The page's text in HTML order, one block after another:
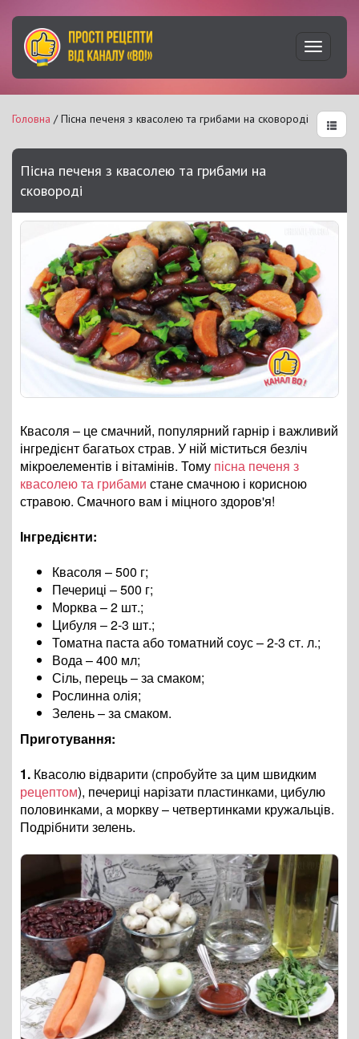
Головна / Пісна печеня з квасолею та грибами на сковороді
Пісна печеня з квасолею та грибами на
сковороді
Квасоля – це смачний, популярний гарнір і важливий
інгредієнт багатьох страв. У ній міститься безліч
мікроелементів і вітамінів. Тому пісна печеня з
квасолею та грибами стане смачною і корисною
стравою. Смачного вам і міцного здоров'я!
Інгредієнти:
Квасоля – 500 г;
Печериці – 500 г;
Морква – 2 шт.;
Цибуля – 2-3 шт.;
Томатна паста або томатний соус – 2-3 ст. л.;
Вода – 400 мл;
Сіль, перець – за смаком;
Рослинна олія;
Зелень – за смаком.
Приготування:
1. Квасолю відварити (спробуйте за цим швидким
рецептом), печериці нарізати пластинками, цибулю
половинками, а моркву – четвертинками кружальців.
Подрібнити зелень.